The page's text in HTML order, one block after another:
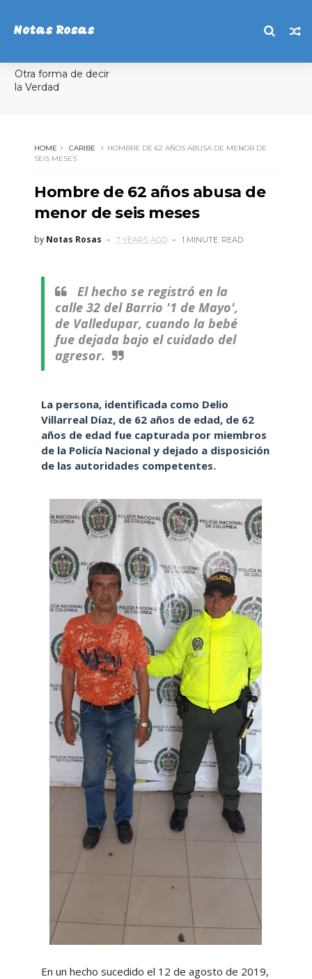
Notas Rosas
Otra forma de decir
la Verdad
HOME CARIBE
HOMBRE DE 62 AÑOS ABUSA DE MENOR DE
SEIS MESES
Hombre de 62 años abusa de
menor de seis meses
by Notas Rosas 7 YEARS AGO 1 MINUTE READ
El hecho se registró en la
calle 32 del Barrio '1 de Mayo',
de Valledupar, cuando la bebé
fue dejada bajo el cuidado del
agresor.
La persona, identificada como Delio
Villarreal Díaz, de 62 años de edad, de 62
años de edad fue capturada por miembros
de la Policía Nacional y dejado a disposición
de las autoridades competentes.
En un hecho sucedido el 12 de agosto de 2019,